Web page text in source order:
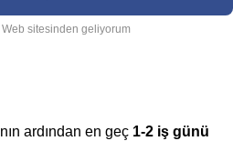
sitesinden geliyorum
ardından en geç 1-2 iş günü